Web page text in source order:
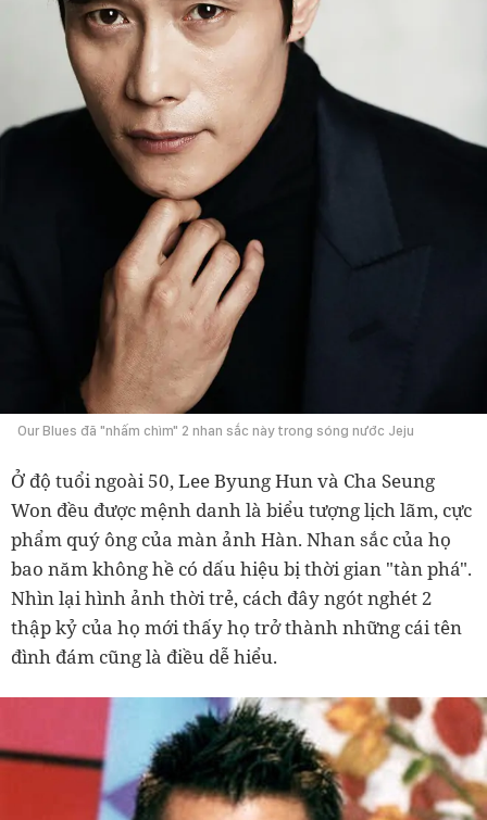
Our Blues đã "nhấm chìm" 2 nhan sắc này trong sóng nước Jeju
Ở độ tuổi ngoài 50, Lee Byung Hun và Cha Seung
Won đều được mệnh danh là biểu tượng lịch lãm, cực
phẩm quý ông của màn ảnh Hàn. Nhan sắc của họ
bao năm không hề có dấu hiệu bị thời gian "tàn phá".
Nhìn lại hình ảnh thời trẻ, cách đây ngót nghét 2
thập kỷ của họ mới thấy họ trở thành những cái tên
đình đám cũng là điều dễ hiểu.